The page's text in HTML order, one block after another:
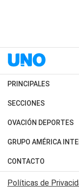
PRINCIPALES
Últimas Noticias
Política
Judiciales
Economia
SECCIONES
Horóscopo
Motores
Trucos caseros
Series y Películas
OVACIÓN DEPORTES
Fútbol
Mundial
Automovilismo
Rugby
GRUPO AMÉRICA
Canal 7 en Vivo
CONTACTO
Acerca de Nosotros
Políticas de